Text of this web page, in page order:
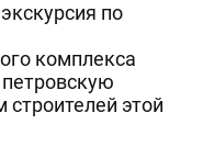
по
комплекса
строителей этой